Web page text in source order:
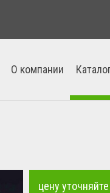
О компании
цену